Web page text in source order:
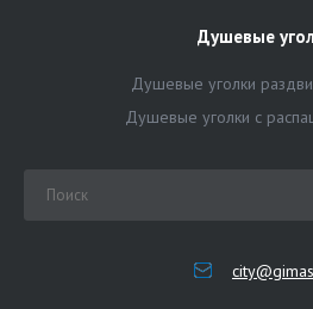
Душевые
Душевые уголки
Душевые уголки с